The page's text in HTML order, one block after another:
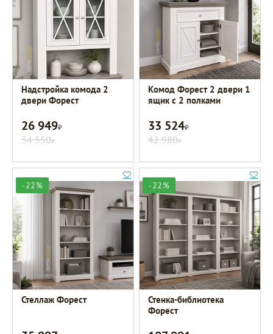
Надстройка комода 2
двери Форест
26 949Р
34 550Р
Комод Форест 2 двери 1
ящик с 2 полками
33 524Р
42 980Р
-22%
Стеллаж Форест
-22%
Стенка-библиотека
Форест